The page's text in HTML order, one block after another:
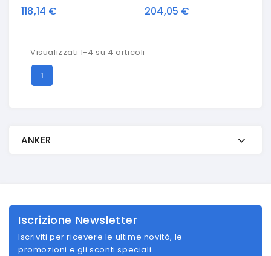
118,14 € 204,05 €
Visualizzati 1-4 su 4 articoli
1
ANKER
Iscrizione Newsletter
Iscriviti per ricevere le ultime novità, le
promozioni e gli sconti speciali